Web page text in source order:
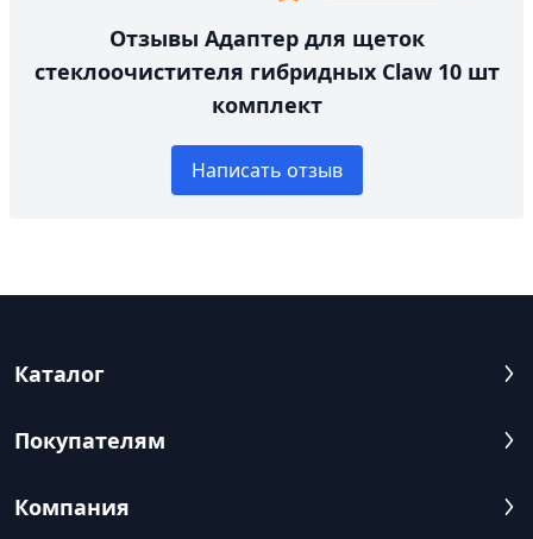
Отзывы Адаптер для щеток
стеклоочистителя гибридных Claw 10 шт
комплект
Написать отзыв
Каталог
Покупателям
Компания